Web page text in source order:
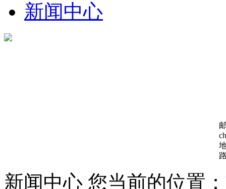
新闻中心
新闻中心 您当前的位置：